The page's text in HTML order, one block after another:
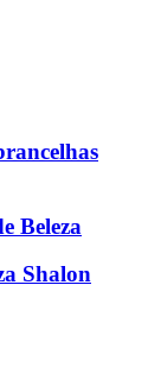
Beleza
Shalon